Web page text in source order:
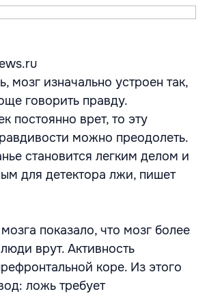
мозг изначально устроен так,
говорить правду.
постоянно врет, то эту
можно преодолеть.
становится легким делом и
для детектора лжи, пишет
показало, что мозг более
врут. Активность
коре. Из этого
ложь требует